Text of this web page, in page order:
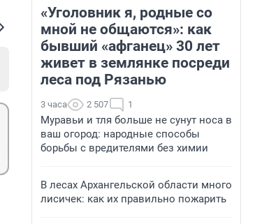
«Уголовник я, родные со
мной не общаются»: как
бывший «афганец» 30 лет
живет в землянке посреди
леса под Рязанью
3 часа 2 507 1
Муравьи и тля больше не сунут носа в
ваш огород: народные способы
борьбы с вредителями без химии
В лесах Архангельской области много
лисичек: как их правильно пожарить